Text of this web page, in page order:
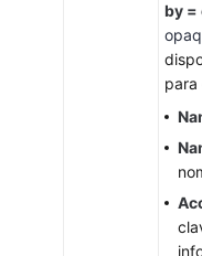
almacenamiento
Instantáneas
by =
para